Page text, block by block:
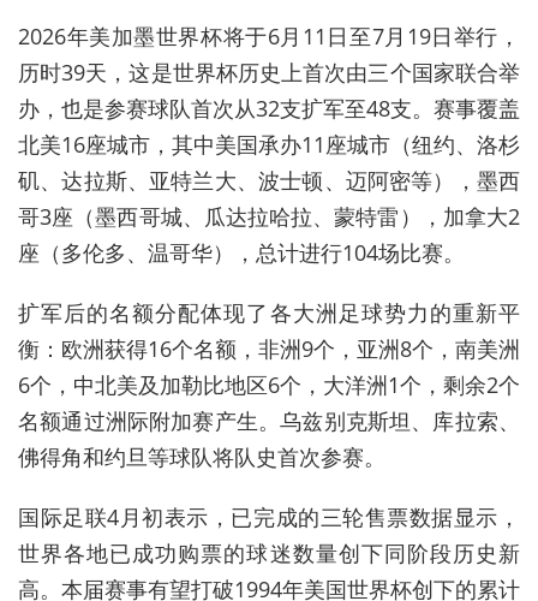
2026年美加墨世界杯将于6月11日至7月19日举行，
历时39天，这是世界杯历史上首次由三个国家联合举
办，也是参赛球队首次从32支扩军至48支。赛事覆盖
北美16座城市，其中美国承办11座城市（纽约、洛杉
矶、达拉斯、亚特兰大、波士顿、迈阿密等），墨西
哥3座（墨西哥城、瓜达拉哈拉、蒙特雷），加拿大2
座（多伦多、温哥华），总计进行104场比赛。
扩军后的名额分配体现了各大洲足球势力的重新平
衡：欧洲获得16个名额，非洲9个，亚洲8个，南美洲
6个，中北美及加勒比地区6个，大洋洲1个，剩余2个
名额通过洲际附加赛产生。乌兹别克斯坦、库拉索、
佛得角和约旦等球队将队史首次参赛。
国际足联4月初表示 ，已完成的三轮售票数据显示，
世界各地已成功购票的球迷数量创下同阶段历史新
高。本届赛事有望打破1994年美国世界杯创下的累计